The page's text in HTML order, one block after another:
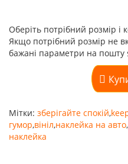
Оберіть потрібний розмір і
Якщо потрібний розмір не
бажані параметри на
Мітки: зберігайте спокій,
гумор,вініл,наклейка на авто,
наклейка